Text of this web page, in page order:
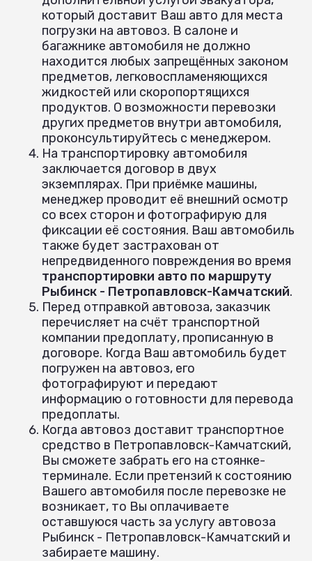
который доставит Ваш авто для места
погрузки на автовоз. В салоне и
багажнике автомобиля не должно
находится любых запрещённых законом
предметов, легковоспламеняющихся
жидкостей или скоропортящихся
продуктов. О возможности перевозки
других предметов внутри автомобиля,
проконсультируйтесь с менеджером.
На транспортировку автомобиля
заключается договор в двух
экземплярах. При приёмке машины,
менеджер проводит её внешний осмотр
со всех сторон и фотографирую для
фиксации её состояния. Ваш автомобиль
также будет застрахован от
непредвиденного повреждения во время
транспортировки авто по маршруту
Рыбинск - Петропавловск-Камчатский.
Перед отправкой автовоза, заказчик
перечисляет на счёт транспортной
компании предоплату, прописанную в
договоре. Когда Ваш автомобиль будет
погружен на автовоз, его
фотографируют и передают
информацию о готовности для перевода
предоплаты.
Когда автовоз доставит транспортное
средство в Петропавловск-Камчатский,
Вы сможете забрать его на стоянке-
терминале. Если претензий к состоянию
Вашего автомобиля после перевозке не
возникает, то Вы оплачиваете
оставшуюся часть за услугу автовоза
Рыбинск - Петропавловск-Камчатский и
забираете машину.